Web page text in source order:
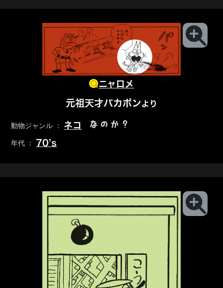
ニャロメ
元祖天才バカボンより
動物ジャンル ： ネコ なのか？
年代 ： 70’s